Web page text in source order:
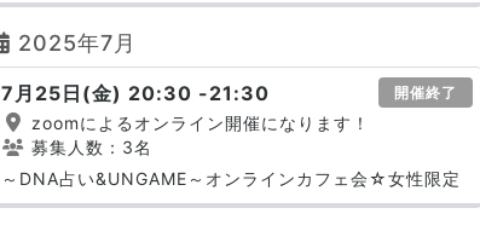
2025年7月
7月25日(金) 20:30 -21:30 開催終了
zoomによるオンライン開催になります！
募集人数：3名
～DNA占い&UNGAME～オンラインカフェ会☆女性限定